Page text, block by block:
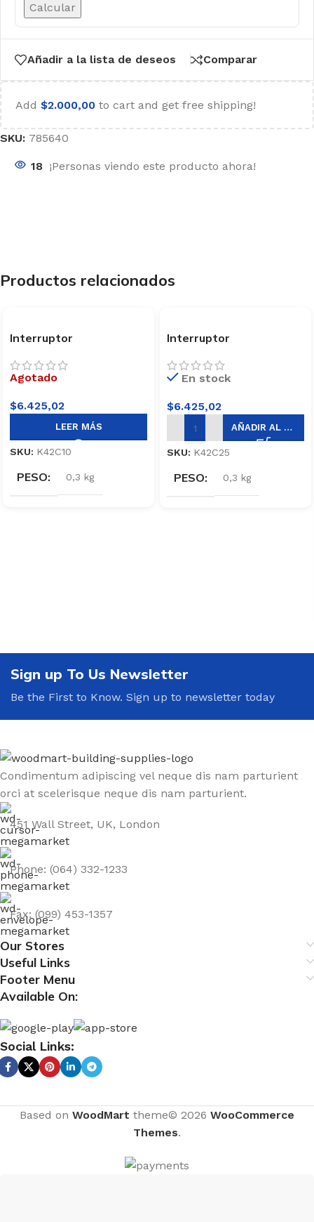
Calcular
Añadir a la lista de deseos Comparar
Add $2.000,00 to cart and get free shipping!
SKU: 785640
18 ¡Personas viendo este producto ahora!
Productos relacionados
Interruptor
10A Baw K42C10
Agotado
$6.425,02
LEER MÁS
SKU: K42C10
PESO 0,3 kg
Interruptor
25A Baw K42C25
En stock
$6.425,02
AÑADIR AL CARRITO
SKU: K42C25
PESO 0,3 kg
Sign up To Us Newsletter
Be the First to Know. Sign up to newsletter today
Condimentum adipiscing vel neque dis nam parturient
orci at scelerisque neque dis nam parturient.
451 Wall Street, UK, London
Phone: (064) 332-1233
Fax: (099) 453-1357
Our Stores
Useful Links
Footer Menu
Available On:
Social Links:
Based on WoodMart theme© 2026 WooCommerce
Themes.